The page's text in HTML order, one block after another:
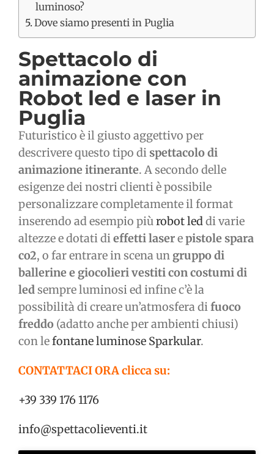
luminoso?
Dove siamo presenti in Puglia
Spettacolo di
animazione con
Robot led e laser in
Puglia
Futuristico è il giusto aggettivo per
descrivere questo tipo dispettacolo di
animazione itinerante. A secondo delle
esigenze dei nostri clienti è possibile
personalizzare completamente il format
inserendo ad esempio piùrobot leddi varie
altezze e dotati dieffetti laserepistole spara
co2, o far entrare in scena un gruppo di
ballerine e giocolieri vestiti con costumi di
ledsempre luminosi ed infine c’è la
possibilità di creare un’atmosfera difuoco
freddo (adatto anche per ambienti chiusi)
con lefontane luminose Sparkular.
CONTATTACI ORA clicca su:
+39 339 176 1176
info@spettacolieventi.it